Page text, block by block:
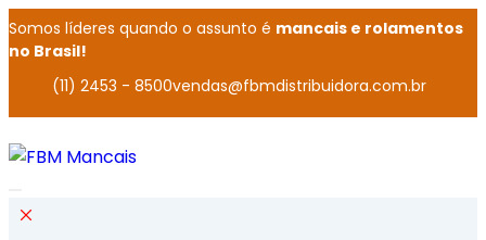
Somos líderes quando o assunto é mancais e rolamentos
no Brasil!
(11) 2453 - 8500vendas@fbmdistribuidora.com.br